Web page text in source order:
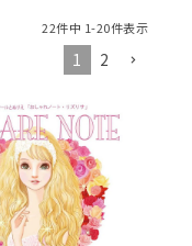
22件中 1-20件表示
1 2